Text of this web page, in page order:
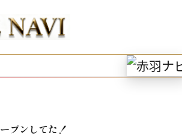
プンしてた！